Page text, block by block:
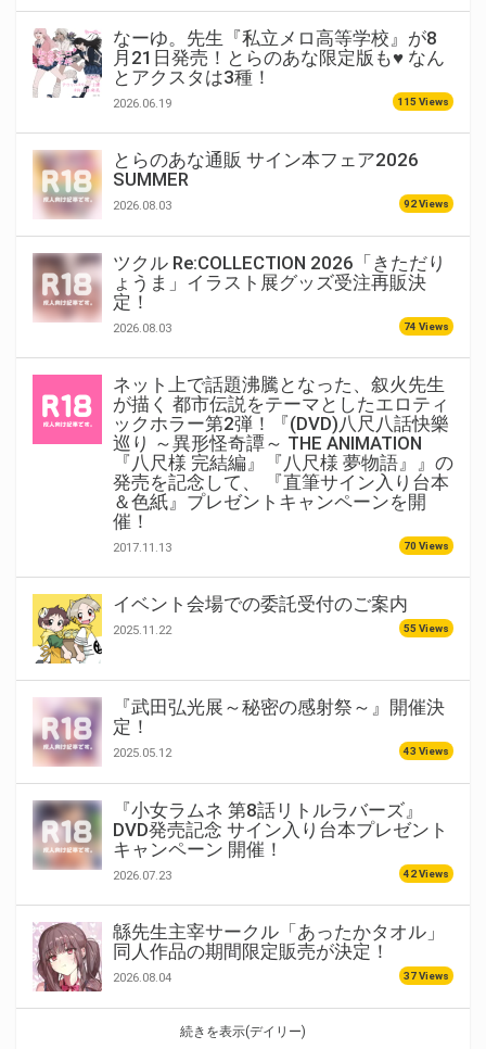
なーゆ。先生『私立メロ高等学校』が8
月21日発売！とらのあな限定版も♥ なん
とアクスタは3種！
2026.06.19 115 Views
とらのあな通販 サイン本フェア2026
SUMMER
2026.08.03 92 Views
ツクル Re:COLLECTION 2026「きただり
ょうま」イラスト展グッズ受注再販決
定！
2026.08.03 74 Views
ネット上で話題沸騰となった、叙火先生
が描く 都市伝説をテーマとしたエロティ
ックホラー第2弾！『(DVD)八尺八話快樂
巡り ～異形怪奇譚～ THE ANIMATION
『八尺様 完結編』『八尺様 夢物語』』の
発売を記念して、 『直筆サイン入り台本
＆色紙』プレゼントキャンペーンを開
催！
2017.11.13 70 Views
イベント会場での委託受付のご案内
2025.11.22 55 Views
『武田弘光展～秘密の感射祭～』開催決
定！
2025.05.12 43 Views
『小女ラムネ 第8話リトルラバーズ』
DVD発売記念 サイン入り台本プレゼント
キャンペーン 開催！
2026.07.23 42 Views
緜先生主宰サークル「あったかタオル」
同人作品の期間限定販売が決定！
2026.08.04 37 Views
続きを表示(デイリー)